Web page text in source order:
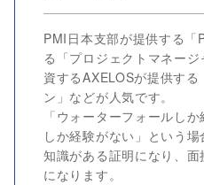
PMI日本支部が提供する「
る「プロジェクトマネー
資するAXELOSが提供す
ン」などが人気です。
「ウォーターフォールし
しか経験がない」という
知識がある証明になり、
になります。